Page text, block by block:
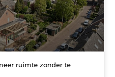
ruimte zonder te